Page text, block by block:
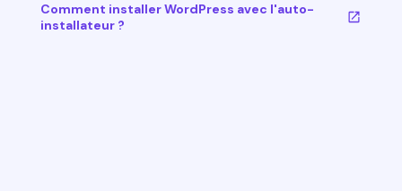
Comment installer WordPress avec l'auto-
installateur ?